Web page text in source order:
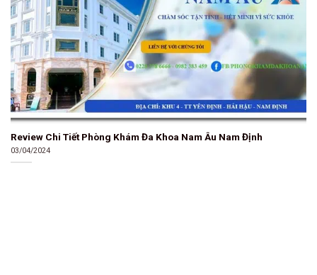
Review Chi Tiết Phòng Khám Đa Khoa Nam Âu Nam Định
03/04/2024